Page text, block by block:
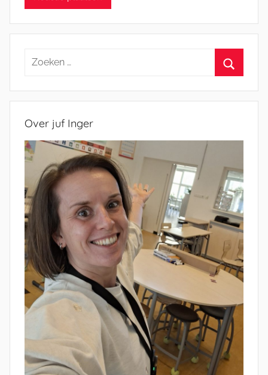
Zoeken
Over juf Inger